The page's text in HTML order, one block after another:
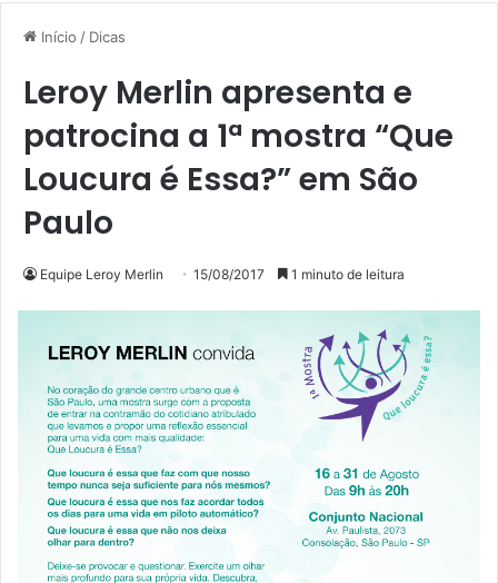
Início / Dicas
Leroy Merlin apresenta e
patrocina a 1ª mostra “Que
Loucura é Essa?” em São
Paulo
Equipe Leroy Merlin 15/08/2017 1 minuto de leitura